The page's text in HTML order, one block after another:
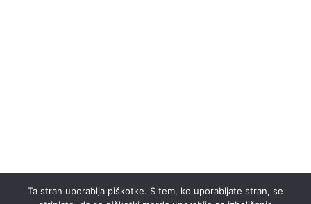
Ta stran uporablja piškotke. S tem, ko uporabljate stran, se